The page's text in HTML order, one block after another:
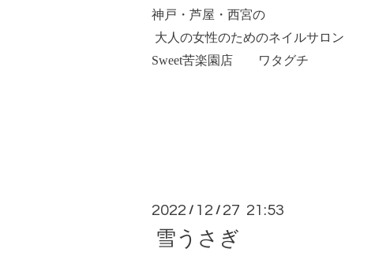
神戸・芦屋・西宮の
大人の女性のためのネイルサロン
Sweet苦楽園店 ワタグチ
2022 / 12 / 27 21:53
雪うさぎ